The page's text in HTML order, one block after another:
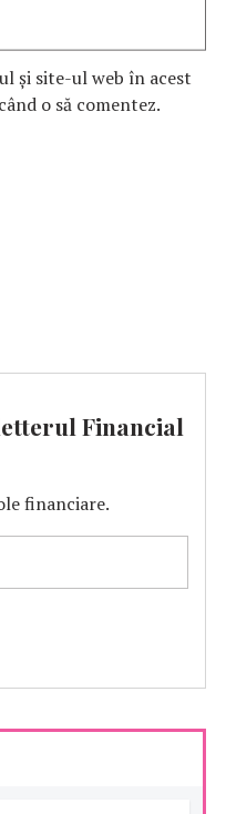
și site-ul web în acest
o să comentez.
Financial
financiare.